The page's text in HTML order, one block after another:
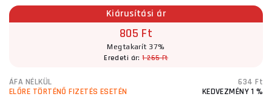
Kiárusítási ár
805 Ft
Megtakarít 37%
Eredeti ár:1 265 Ft
ÁFA NÉLKÜL
634 Ft
ELŐRE TÖRTÉNŐ FIZETÉS ESETÉN
KEDVEZMÉNY 1 %